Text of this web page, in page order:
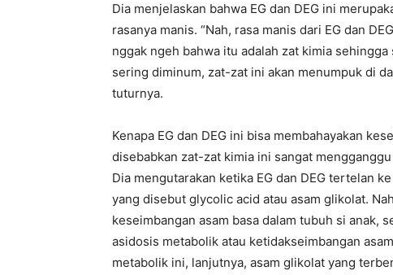
Dia menjelaskan bahwa EG dan DEG ini
rasanya manis. “Nah, rasa manis dari EG dan
nggak ngeh bahwa itu adalah zat kimia
sering diminum, zat-zat ini akan menumpuk di
tuturnya.
Kenapa EG dan DEG ini bisa membahayakan
disebabkan zat-zat kimia ini sangat
Dia mengutarakan ketika EG dan DEG tertelan
yang disebut glycolic acid atau asam glikolat.
keseimbangan asam basa dalam tubuh si anak,
asidosis metabolik atau ketidakseimbangan
metabolik ini, lanjutnya, asam glikolat yang